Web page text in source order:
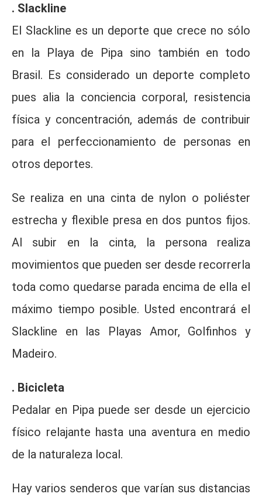
. Slackline
El Slackline es un deporte que crece no sólo
en la Playa de Pipa sino también en todo
Brasil. Es considerado un deporte completo
pues alia la conciencia corporal, resistencia
física y concentración, además de contribuir
para el perfeccionamiento de personas en
otros deportes.
Se realiza en una cinta de nylon o poliéster
estrecha y flexible presa en dos puntos fijos.
Al subir en la cinta, la persona realiza
movimientos que pueden ser desde recorrerla
toda como quedarse parada encima de ella el
máximo tiempo posible. Usted encontrará el
Slackline en las Playas Amor, Golfinhos y
Madeiro.
. Bicicleta
Pedalar en Pipa puede ser desde un ejercicio
físico relajante hasta una aventura en medio
de la naturaleza local.
Hay varios senderos que varían sus distancias